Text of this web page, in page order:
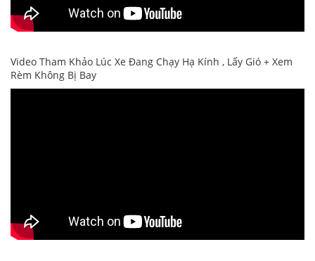
Video Tham Khảo Lúc Xe Đang Chạy Hạ Kính , Lấy Gió + Xem
Rèm Không Bị Bay